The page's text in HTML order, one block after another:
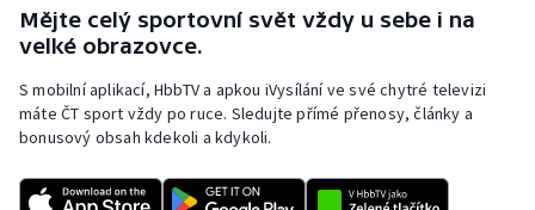
Mějte celý sportovní svět vždy u sebe i na
velké obrazovce.
S mobilní aplikací, HbbTV a apkou iVysílání ve své chytré televizi
máte ČT sport vždy po ruce. Sledujte přímé přenosy, články a
bonusový obsah kdekoli a kdykoli.